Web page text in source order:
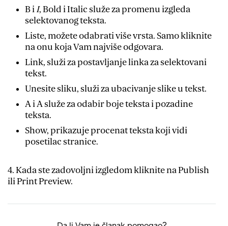
B iI, Bold i Italic služe za promenu izgleda
selektovanog teksta.
Liste, možete odabrati više vrsta. Samo kliknite
na onu koja Vam najviše odgovara.
Link, služi za postavljanje linka za selektovani
tekst.
Unesite sliku, služi za ubacivanje slike u tekst.
A i A služe za odabir boje teksta i pozadine
teksta.
Show, prikazuje procenat teksta koji vidi
posetilac stranice.
4. Kada ste zadovoljni izgledom kliknite na Publish
ili Print Preview.